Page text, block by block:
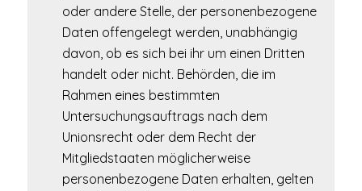
oder andere Stelle, der personenbezogene
Daten offengelegt werden, unabhängig
davon, ob es sich bei ihr um einen Dritten
handelt oder nicht. Behörden, die im
Rahmen eines bestimmten
Untersuchungsauftrags nach dem
Unionsrecht oder dem Recht der
Mitgliedstaaten möglicherweise
personenbezogene Daten erhalten, gelten